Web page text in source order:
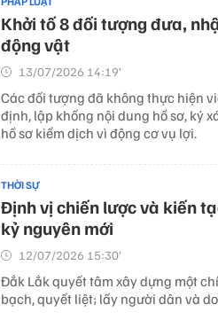
Khởi tố 8 đối tượng đưa,
động vật
13/07/2026 14:19’
Các đối tượng đã không thực hiện
định, lập khống nội dung hồ sơ, ký
hồ sơ kiểm dịch vì động cơ vụ lợi.
THỜI SỰ
Định vị chiến lược và kiến
kỷ nguyên mới
12/07/2026 15:30’
Đắk Lắk quyết tâm xây dựng một
bạch, quyết liệt; lấy người dân và